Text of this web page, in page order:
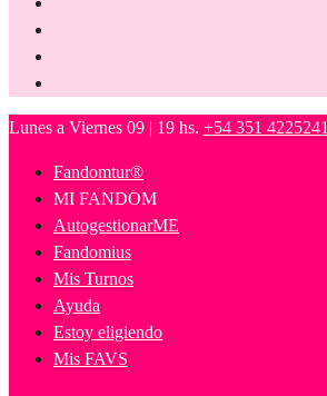
Lunes a Viernes 09 | 19 hs. +54 351 4225241
Fandomtur®
MI FANDOM
AutogestionarME
Fandomius
Mis Turnos
Ayuda
Estoy eligiendo
Mis FAVS